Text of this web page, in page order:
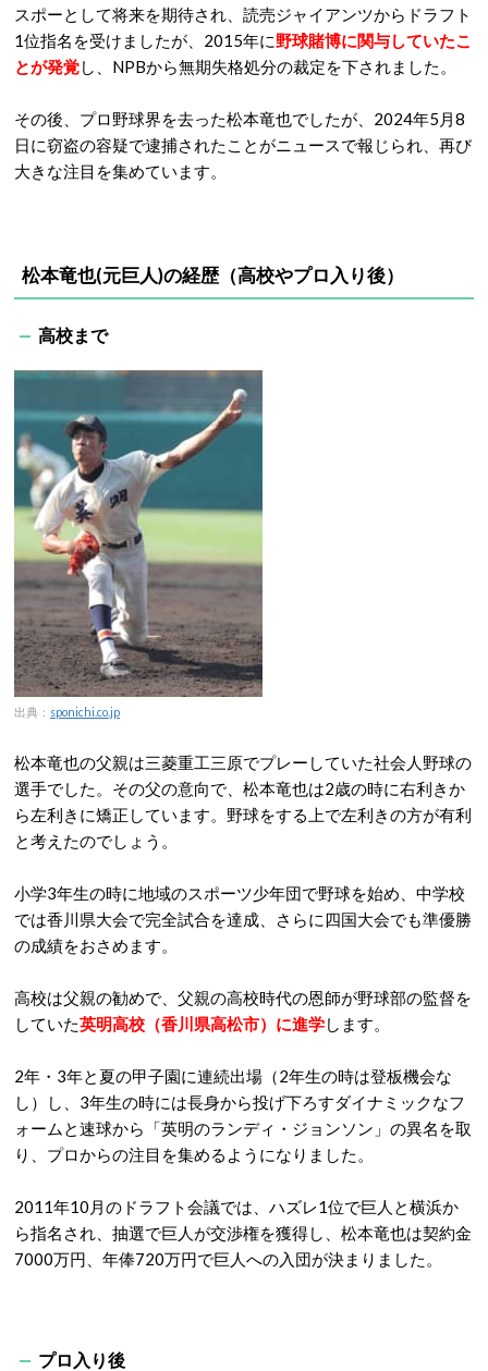
スポーとして将来を期待され、読売ジャイアンツからドラフト
1位指名を受けましたが、2015年に野球賭博に関与していたこ
とが発覚し、NPBから無期失格処分の裁定を下されました。
その後、プロ野球界を去った松本竜也でしたが、2024年5月8
日に窃盗の容疑で逮捕されたことがニュースで報じられ、再び
大きな注目を集めています。
松本竜也(元巨人)の経歴（高校やプロ入り後）
高校まで
出典： sponichi.co.jp
松本竜也の父親は三菱重工三原でプレーしていた社会人野球の
選手でした。その父の意向で、松本竜也は2歳の時に右利きか
ら左利きに矯正しています。野球をする上で左利きの方が有利
と考えたのでしょう。
小学3年生の時に地域のスポーツ少年団で野球を始め、中学校
では香川県大会で完全試合を達成、さらに四国大会でも準優勝
の成績をおさめます。
高校は父親の勧めで、父親の高校時代の恩師が野球部の監督を
していた英明高校 （香川県高松市）に進学します。
2年・3年と夏の甲子園に連続出場（2年生の時は登板機会な
し）し、3年生の時には長身から投げ下ろすダイナミックなフ
ォームと速球から「英明のランディ・ジョンソン」の異名を取
り、プロからの注目を集めるようになりました。
2011年10月のドラフト会議では、ハズレ1位で巨人と横浜か
ら指名され、抽選で巨人が交渉権を獲得し、松本竜也は契約金
7000万円、年俸720万円で巨人への入団が決まりました。
プロ入り後